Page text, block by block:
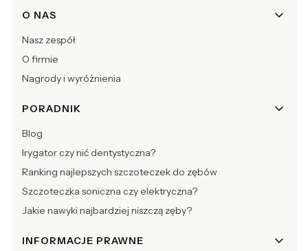
O NAS
Nasz zespół
O firmie
Nagrody i wyróżnienia
PORADNIK
Blog
Irygator czy nić dentystyczna?
Ranking najlepszych szczoteczek do zębów
Szczoteczka soniczna czy elektryczna?
Jakie nawyki najbardziej niszczą zęby?
INFORMACJE PRAWNE